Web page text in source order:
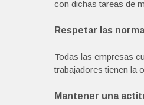
con dichas tareas de
Respetar las
Todas las empresas
trabajadores tienen la
Mantener una